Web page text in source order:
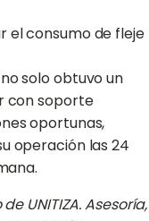
el consumo de fleje
solo obtuvo un
con soporte
oportunas,
operación las 24
UNITIZA. Asesoría,